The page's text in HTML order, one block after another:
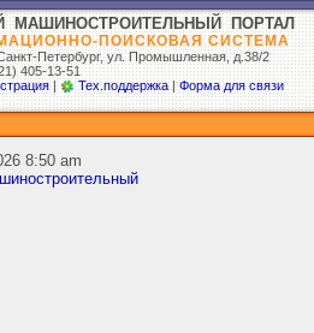
МАШИНОСТРОИТЕЛЬНЫЙ ПОРТАЛ
ПОИСКОВАЯ СИСТЕМА
Петербург,ул. Промышленная, д.38/2
405-13-51
| Тех.поддержка|Форма для связи
8:50 am